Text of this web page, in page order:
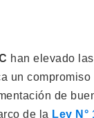
han elevado las
un compromiso
de
de la Ley N°